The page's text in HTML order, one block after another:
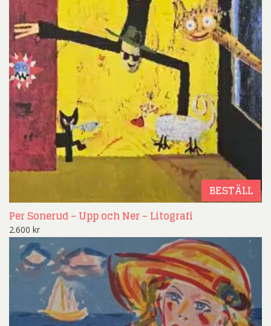
BESTÄLL
Per Sonerud – Upp och Ner – Litografi
2.600 kr